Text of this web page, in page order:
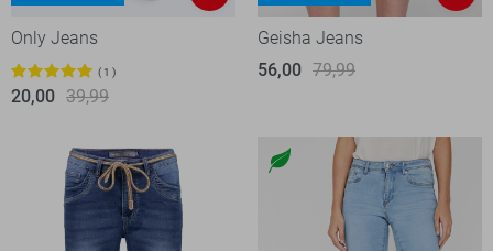
Only Jeans
1
20,00 39,99
Geisha Jeans
56,00 79,99